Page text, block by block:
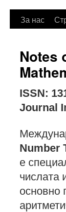
За нас
Notes
ISSN:
Journal
Number
е
числата
основно